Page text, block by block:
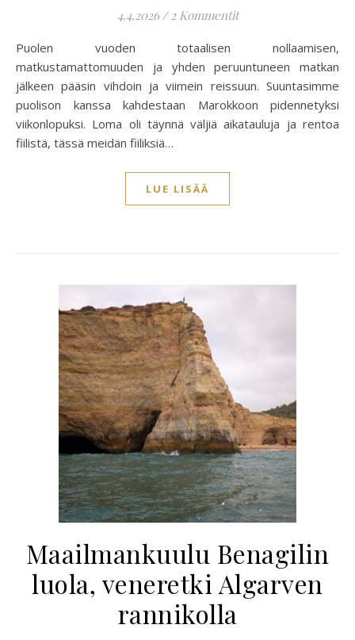
4.4.2026 / 2 Kommentit
Puolen vuoden totaalisen nollaamisen,
matkustamattomuuden ja yhden peruuntuneen matkan
jälkeen pääsin vihdoin ja viimein reissuun. Suuntasimme
puolison kanssa kahdestaan Marokkoon pidennetyksi
viikonlopuksi. Loma oli täynnä väljiä aikatauluja ja rentoa
fiilistä, tässä meidän fiiliksiä…
LUE LISÄÄ
Maailmankuulu Benagilin
luola, veneretki Algarven
rannikolla